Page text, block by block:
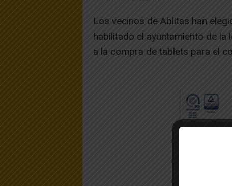
Los vecinos de Ablitas han
habilitado el ayuntamiento de
a la compra de tablets para el